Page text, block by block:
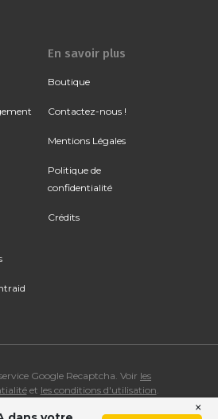
En savoir plus
Boutique
Contactez-nous !
Mentions Légales
Politique de
confidentialité
Crédits
Google Recaptcha. Voir les
et les conditions d'utilisation
×